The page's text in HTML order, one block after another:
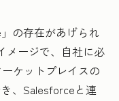
の存在があげられ
メージで、自社に必
ケットプレイスの
、Salesforceと連